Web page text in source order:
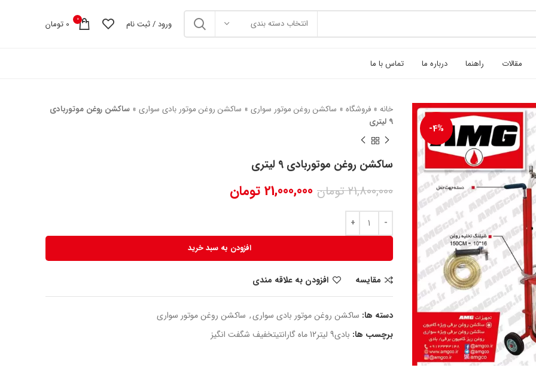
انتخاب دسته بندی ورود / ثبت نام 0
0 تومان
مقالات راهنما درباره ما تماس با ما
-4%
خانه » فروشگاه » ساکشن روغن موتور سواری » ساکشن روغن موتور بادی سواری » ساکشن روغن موتوربادی
9 لیتری
ساکشن روغن موتوربادی 9 لیتری
21,800,000 تومان 21,000,000 تومان
افزودن به سبد خرید
مقایسه افزودن به علاقه مندی
دسته ها: ساکشن روغن موتور بادی سواری, ساکشن روغن موتور سواری
برچسب ها: بادی9 لیتر12 ماه گارانتیتخفیف شگفت انگیز